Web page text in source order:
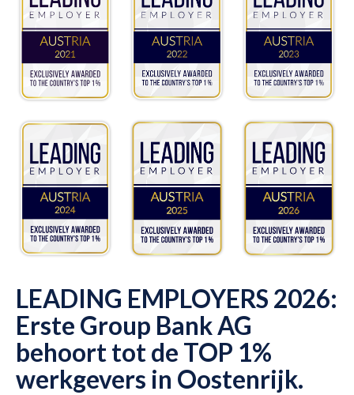
LEADING EMPLOYERS 2026:
Erste Group Bank AG
behoort tot de TOP 1%
werkgevers in Oostenrijk.